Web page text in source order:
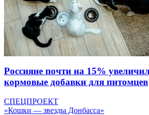
Россияне почти на 15%
кормовые добавки для питомцев
СПЕЦПРОЕКТ
«Кошки — звезды Донбасса»